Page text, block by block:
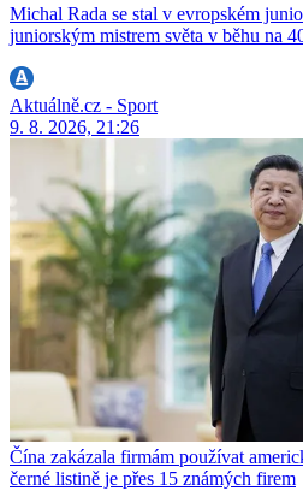
Michal Rada se stal v evropském
juniorským mistrem světa v běhu na
Aktuálně.cz - Sport
9. 8. 2026, 21:26
Čína zakázala firmám používat
černé listině je přes 15 známých firem